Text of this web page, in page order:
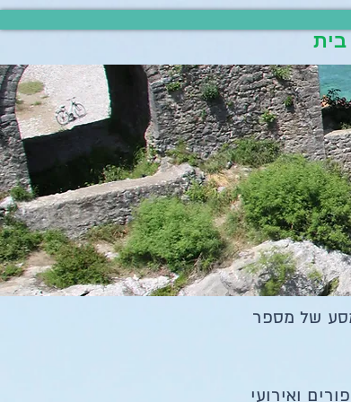
בית
במסע
למסע של מספר
ואירועי